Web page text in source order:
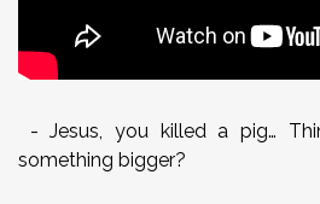
- Jesus, you killed a pig…
something bigger?